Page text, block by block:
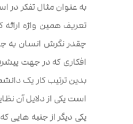
به عنوان مثال تفکر در
تعریف همین واژه
چقدر نگرش انسان به
افکاری که در جهت
بدین ترتیب کار یک
است یکی از دلایل آن
یکی دیگر از جنبه هایی